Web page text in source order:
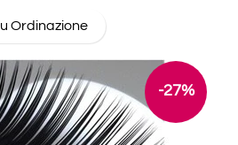
Ordinazione
-27%